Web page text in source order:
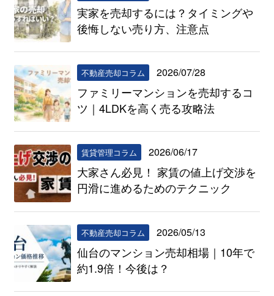
実家を売却するには？タイミングや
後悔しない売り方、注意点
不動産売却コラム 2026/07/28
ファミリーマンションを売却するコ
ツ｜4LDKを高く売る攻略法
賃貸管理コラム 2026/06/17
大家さん必見！ 家賃の値上げ交渉を
円滑に進めるためのテクニック
不動産売却コラム 2026/05/13
仙台のマンション売却相場｜10年で
約1.9倍！今後は？